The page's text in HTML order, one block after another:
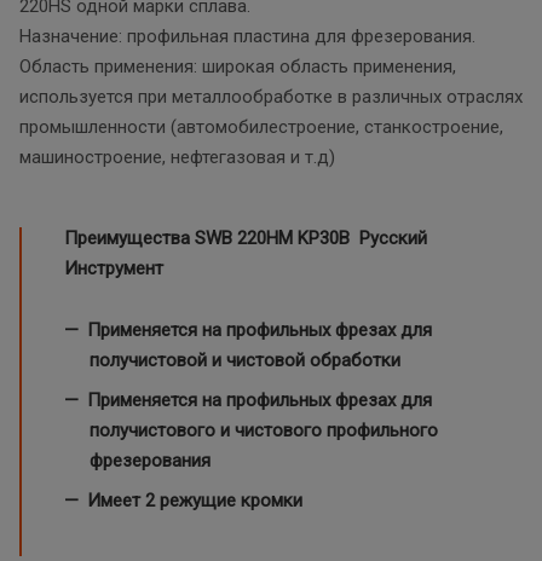
220HS одной марки сплава.
Назначение: профильная пластина для фрезерования.
Область применения: широкая область применения,
используется при металлообработке в различных отраслях
промышленности (автомобилестроение, станкостроение,
машиностроение, нефтегазовая и т.д)
Преимущества SWB 220HM KP30B Русский
Инструмент
Применяется на профильных фрезах для
получистовой и чистовой обработки
Применяется на профильных фрезах для
получистового и чистового профильного
фрезерования
Имеет 2 режущие кромки